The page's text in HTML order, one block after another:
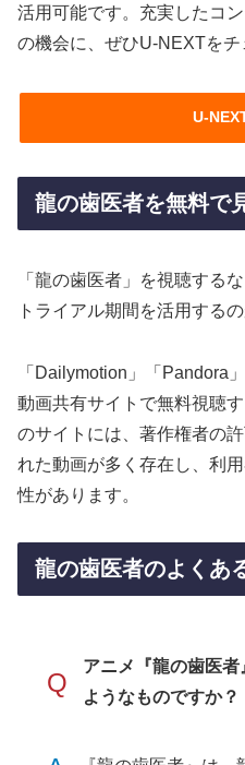
活用可能です。充実したコ
の機会に、ぜひU-NEXTをチ
U-
龍の歯医者を無料で
「龍の歯医者」を視聴する
トライアル期間を活用する
「Dailymotion」「Pandora
動画共有サイトで無料視聴
のサイトには、著作権者の
れた動画が多く存在し、利
性があります。
龍の歯医者のよくあ
Q
アニメ『龍の歯医
ようなものですか？